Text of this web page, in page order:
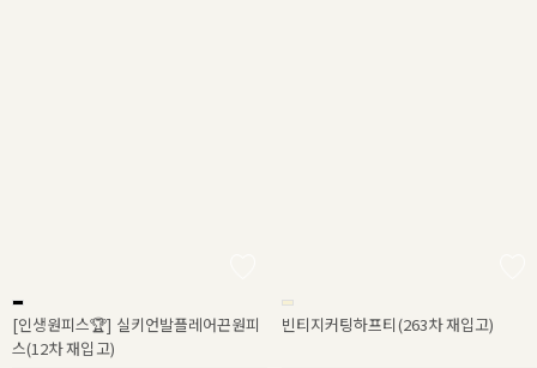
[인생원피스🏆] 실키언발플레어끈원피
스(12차 재입고)
빈티지커팅하프티(263차 재입고)